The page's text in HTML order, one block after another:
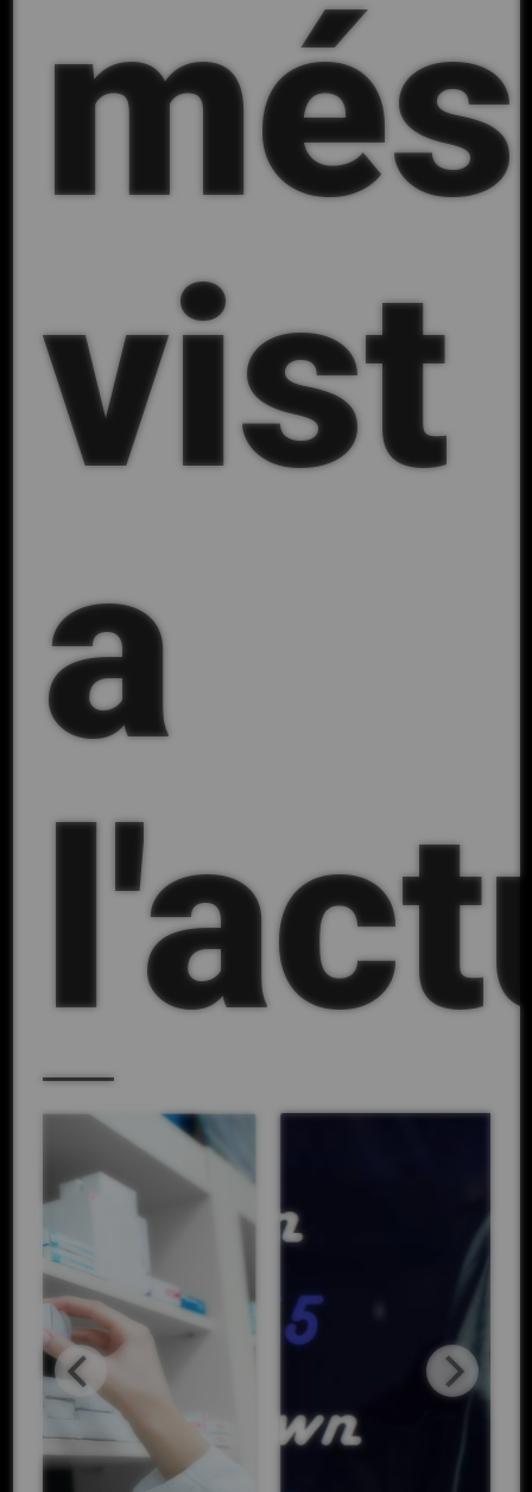
més
vist
a